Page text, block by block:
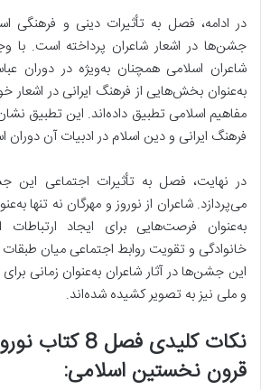
در ادامه، فصل به تأثیرات دینی و فرهنگی
جشن‌ها در اشعار شاعران پرداخته است. با
شاعران اسلامی همچنان به‌ویژه در دوران
به‌عنوان بخش‌هایی از فرهنگ ایرانی در اشعار
مفاهیم اسلامی تطبیق داده‌اند. این تطبیق
فرهنگ ایرانی و دین اسلام در ادبیات آن
در نهایت، فصل به تأثیرات اجتماعی این
می‌پردازد. شاعران از نوروز و مهرگان نه تنها
به‌عنوان فرصت‌هایی برای ایجاد ارتباطات
خانوادگی و تقویت روابط اجتماعی میان طبقات
این جشن‌ها در آثار شاعران به‌عنوان زمانی
و ملی نیز به تصویر کشیده شده‌اند.
نکات کلیدی فصل
قرون نخستین اسلامی: